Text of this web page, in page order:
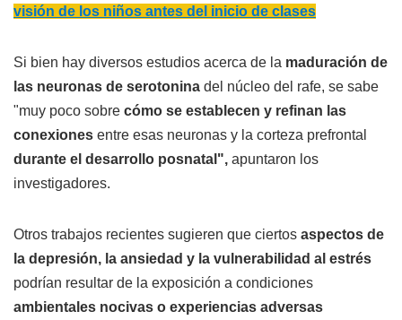
visión de los niños antes del inicio de clases
Si bien hay diversos estudios acerca de la maduración de
las neuronas de serotonina del núcleo del rafe, se sabe
"muy poco sobre cómo se establecen y refinan las
conexiones entre esas neuronas y la corteza prefrontal
durante el desarrollo posnatal", apuntaron los
investigadores.
Otros trabajos recientes sugieren que ciertos aspectos de
la depresión, la ansiedad y la vulnerabilidad al estrés
podrían resultar de la exposición a condiciones
ambientales nocivas o experiencias adversas